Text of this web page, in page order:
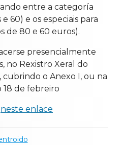
entre a categoría
60) e os especiais para
de 80 e 60 euros).
presencialmente
no Rexistro Xeral do
o Anexo I, ou na
18 de febreiro
neste enlace